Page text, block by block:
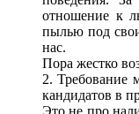
отношение к
пылью под
нас.
Пора жестко
2. Требование
кандидатов в